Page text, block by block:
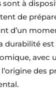
sont à
de
d’un
durabilité
avec
des